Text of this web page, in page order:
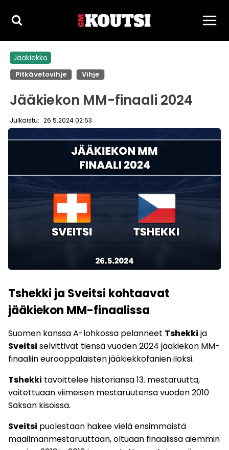
sisältöön
Jääkiekko
Pitkävetovihje Vihje
Jääkiekon MM-finaali 2024
Julkaistu: 26.5.2024 02:53
Tshekki ja Sveitsi kohtaavat
jääkiekon MM-finaalissa
Suomen kanssa A-lohkossa pelanneet Tshekki ja
Sveitsi selvittivät tiensä vuoden 2024 jääkiekon MM-
finaaliin eurooppalaisten jääkiekkofanien iloksi.
Tshekki tavoittelee historiansa 13. mestaruutta,
voitettuaan viimeisen mestaruutensa vuoden 2010
Saksan kisoissa.
Sveitsi puolestaan hakee vielä ensimmäistä
maailmanmestaruuttaan, oltuaan finaalissa aiemmin